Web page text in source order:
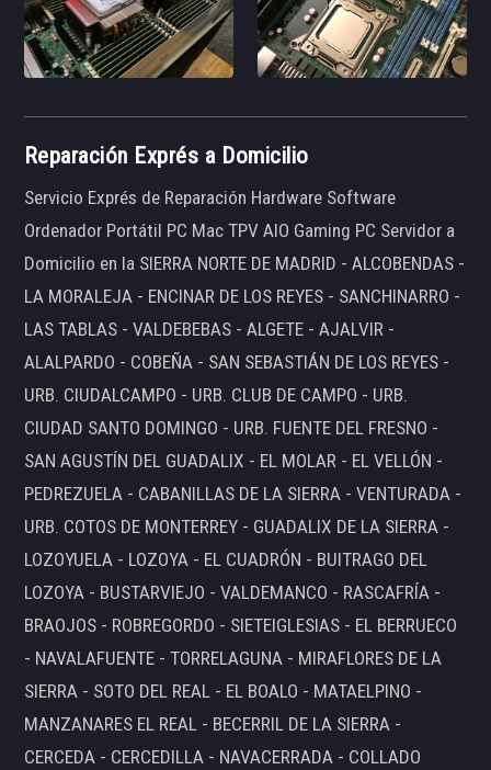
Reparación Exprés a Domicilio
Servicio Exprés de Reparación Hardware Software
Ordenador Portátil PC Mac TPV AIO Gaming PC Servidor a
Domicilio en la SIERRA NORTE DE MADRID - ALCOBENDAS -
LA MORALEJA - ENCINAR DE LOS REYES - SANCHINARRO -
LAS TABLAS - VALDEBEBAS - ALGETE - AJALVIR -
ALALPARDO - COBEÑA - SAN SEBASTIÁN DE LOS REYES -
URB. CIUDALCAMPO - URB. CLUB DE CAMPO - URB.
CIUDAD SANTO DOMINGO - URB. FUENTE DEL FRESNO -
SAN AGUSTÍN DEL GUADALIX - EL MOLAR - EL VELLÓN -
PEDREZUELA - CABANILLAS DE LA SIERRA - VENTURADA -
URB. COTOS DE MONTERREY - GUADALIX DE LA SIERRA -
LOZOYUELA - LOZOYA - EL CUADRÓN - BUITRAGO DEL
LOZOYA - BUSTARVIEJO - VALDEMANCO - RASCAFRÍA -
BRAOJOS - ROBREGORDO - SIETEIGLESIAS - EL BERRUECO
- NAVALAFUENTE - TORRELAGUNA - MIRAFLORES DE LA
SIERRA - SOTO DEL REAL - EL BOALO - MATAELPINO -
MANZANARES EL REAL - BECERRIL DE LA SIERRA -
CERCEDA - CERCEDILLA - NAVACERRADA - COLLADO